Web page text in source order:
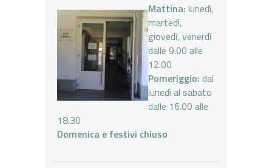
Mattina: lunedì,
martedì,
giovedì, venerdì
dalle 9.00 alle
12.00
Pomeriggio: dal
lunedì al sabato
dalle 16.00 alle
18.30
Domenica e festivi chiuso